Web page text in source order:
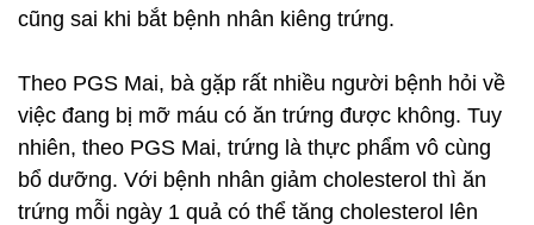
cũng sai khi bắt bệnh nhân kiêng trứng.
Theo PGS Mai, bà gặp rất nhiều người bệnh hỏi về
việc đang bị mỡ máu có ăn trứng được không. Tuy
nhiên, theo PGS Mai, trứng là thực phẩm vô cùng
bổ dưỡng. Với bệnh nhân giảm cholesterol thì ăn
trứng mỗi ngày 1 quả có thể tăng cholesterol lên